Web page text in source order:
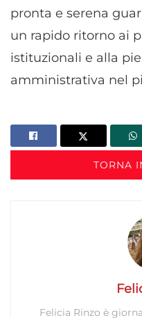
pronta e serena
un rapido ritorno ai
istituzionali e alla
amministrativa nel
TORNA
Felicia Rinzo è